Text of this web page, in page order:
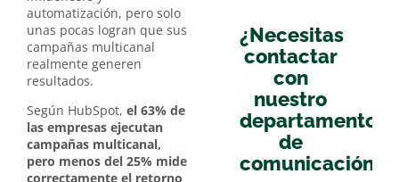
automatización, pero solo
unas pocas logran que sus
campañas multicanal
realmente generen
resultados.
Según HubSpot, el 63% de
las empresas ejecutan
campañas multicanal,
pero menos del 25% mide
correctamente el retorno
¿Necesitas
contactar
con
nuestro
departamento
de
comunicación?